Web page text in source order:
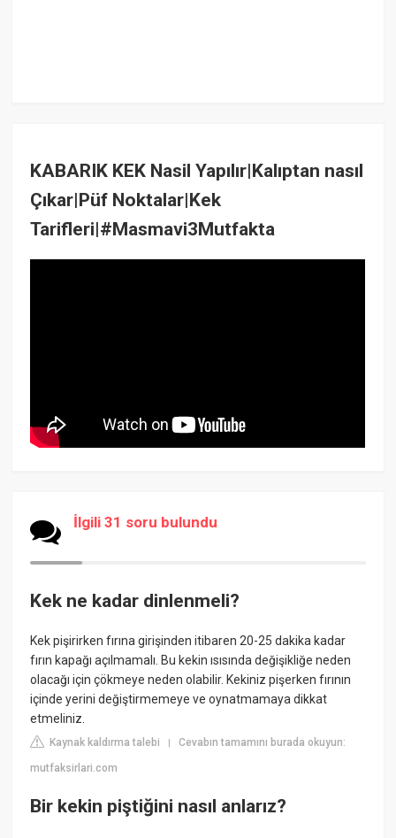
KABARIK KEK Nasil Yapılır|Kalıptan nasıl
Çıkar|Püf Noktalar|Kek
Tarifleri|#Masmavi3Mutfakta
İlgili 31 soru bulundu
Kek ne kadar dinlenmeli?
Kek pişirirken fırına girişinden itibaren 20-25 dakika kadar
fırın kapağı açılmamalı. Bu kekin ısısında değişikliğe neden
olacağı için çökmeye neden olabilir. Kekiniz pişerken fırının
içinde yerini değiştirmemeye ve oynatmamaya dikkat
etmeliniz.
Kaynak kaldırma talebi |Cevabın tamamını burada okuyun:
mutfaksirlari.com
Bir kekin piştiğini nasıl anlarız?